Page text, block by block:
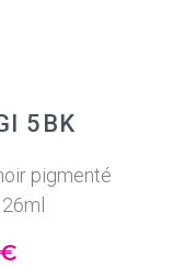
5BK
pigmenté
€